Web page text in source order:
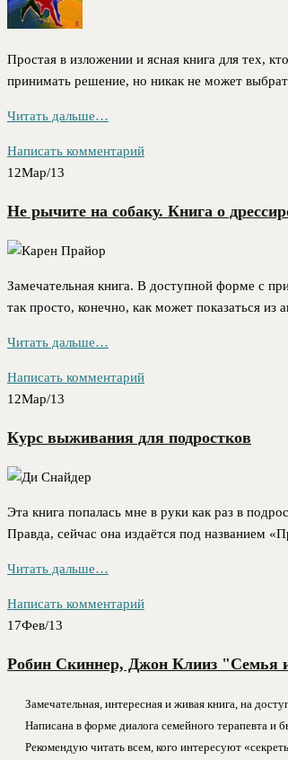
Простая в изложении и ясная книга для тех,
принимать решение, но никак не может
Читать дальше…
Написать комментарий
12Мар/13
Не рычите на собаку. Книга о
Замечательная книга. В доступной форме с
так просто, конечно, как может показаться
Читать дальше…
Написать комментарий
12Мар/13
Курс выживания для подростков
Эта книга попалась мне в руки как раз в
Правда, сейчас она издаётся под названием
Читать дальше…
Написать комментарий
17Фев/13
Робин Скиннер, Джон Клииз "Семья
Замечательная, интересная и живая книга, на
Написана в форме диалога семейного терапевта и
Рекомендую читать всем, кого интересуют